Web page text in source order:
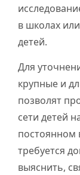
в школах
детей.
Для
крупные и
позволят
сети детей
постоянном
требуется
выяснить,